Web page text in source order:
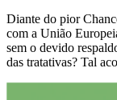
Diante do pior
com a União
sem o devido
das tratativas? Tal